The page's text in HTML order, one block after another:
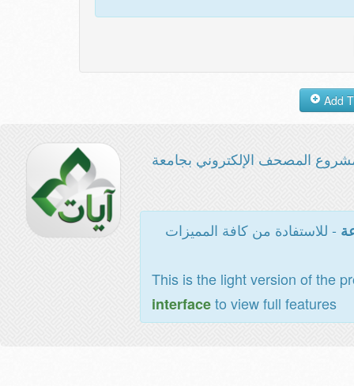
المصحف الإلكتروني بجامعة
- للاستفادة من كافة المميزات
This is the light version of the
interfaceto view full features